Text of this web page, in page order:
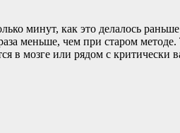
минут, как это делалось
меньше, чем при старом
в мозге или рядом с